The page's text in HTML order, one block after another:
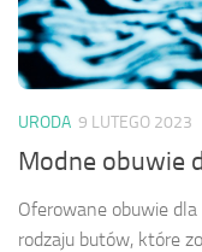
URODA 9 LUTEGO 2023
Modne obuwie
Oferowane obuwie
rodzaju butów, które